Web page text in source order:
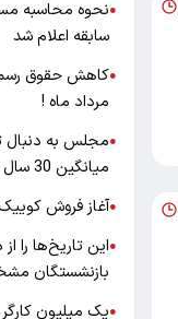
●
سابقه اعلام شد
●کاهش حقوق
مرداد ماه !
●مجلس به دنبال
میانگین 30 سال چیست؟
●آغاز فروش کوییک s سایپا / پیش‌پرداخت چقدر است؟
●این تاریخ‌ها را
بازنشستگان
●یک میلیون کارگر